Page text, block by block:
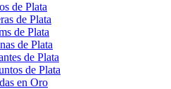
de Plata
de Plata
de Plata
de Plata
de Plata
de Plata
en Oro